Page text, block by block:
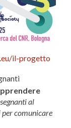
eu/il-progetto
al
comunicare